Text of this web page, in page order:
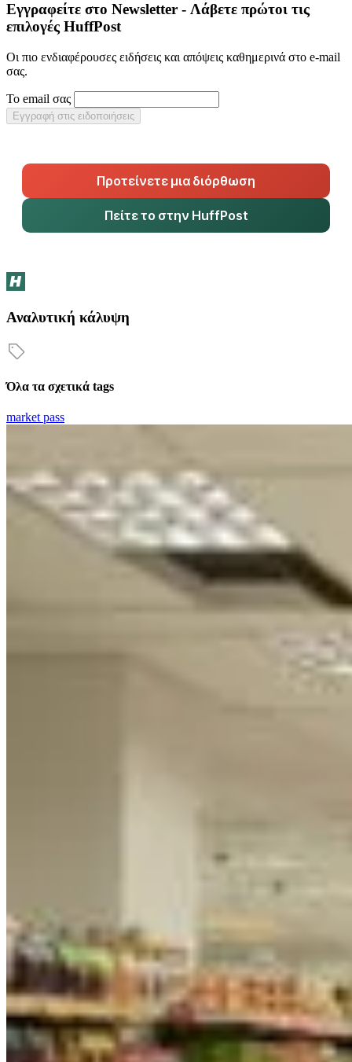
Εγγραφείτε στο Newsletter - Λάβετε πρώτοι τις
επιλογές HuffPost
Οι πιο ενδιαφέρουσες ειδήσεις και απόψεις καθημερινά στο e-mail
σας.
Το email σας
Εγγραφή στις ειδοποιήσεις
Προτείνετε μια διόρθωση
Πείτε το στην HuffPost
Αναλυτική κάλυψη
Όλα τα σχετικά tags
market pass